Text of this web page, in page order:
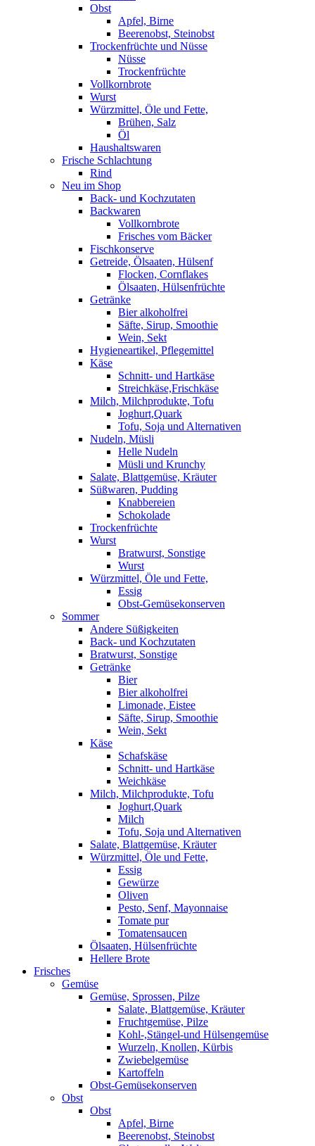
Obst
Apfel, Birne
Beerenobst, Steinobst
Trockenfrüchte und Nüsse
Nüsse
Trockenfrüchte
Vollkornbrote
Wurst
Würzmittel, Öle und Fette,
Brühen, Salz
Öl
Haushaltswaren
Frische Schlachtung
Rind
Neu im Shop
Back- und Kochzutaten
Backwaren
Vollkornbrote
Frisches vom Bäcker
Fischkonserve
Getreide, Ölsaaten, Hülsenf
Flocken, Cornflakes
Ölsaaten, Hülsenfrüchte
Getränke
Bier alkoholfrei
Säfte, Sirup, Smoothie
Wein, Sekt
Hygieneartikel, Pflegemittel
Käse
Schnitt- und Hartkäse
Streichkäse,Frischkäse
Milch, Milchprodukte, Tofu
Joghurt,Quark
Tofu, Soja und Alternativen
Nudeln, Müsli
Helle Nudeln
Müsli und Krunchy
Salate, Blattgemüse, Kräuter
Süßwaren, Pudding
Knabbereien
Schokolade
Trockenfrüchte
Wurst
Bratwurst, Sonstige
Wurst
Würzmittel, Öle und Fette,
Essig
Obst-Gemüsekonserven
Sommer
Andere Süßigkeiten
Back- und Kochzutaten
Bratwurst, Sonstige
Getränke
Bier
Bier alkoholfrei
Limonade, Eistee
Säfte, Sirup, Smoothie
Wein, Sekt
Käse
Schafskäse
Schnitt- und Hartkäse
Weichkäse
Milch, Milchprodukte, Tofu
Joghurt,Quark
Milch
Tofu, Soja und Alternativen
Salate, Blattgemüse, Kräuter
Würzmittel, Öle und Fette,
Essig
Gewürze
Oliven
Pesto, Senf, Mayonnaise
Tomate pur
Tomatensaucen
Ölsaaten, Hülsenfrüchte
Hellere Brote
Frisches
Gemüse
Gemüse, Sprossen, Pilze
Salate, Blattgemüse, Kräuter
Fruchtgemüse, Pilze
Kohl-,Stängel-und Hülsengemüse
Wurzeln, Knollen, Kürbis
Zwiebelgemüse
Kartoffeln
Obst-Gemüsekonserven
Obst
Obst
Apfel, Birne
Beerenobst, Steinobst